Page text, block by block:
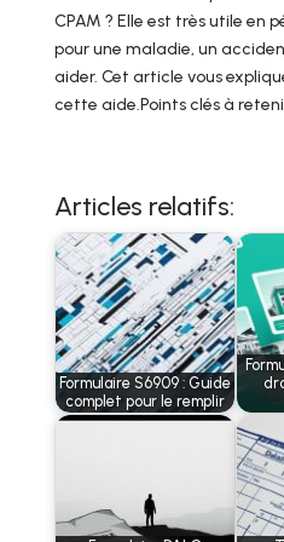
CPAM ? Elle est très utile en
pour une maladie, un
aider. Cet article vous
cette aide.Points clés à
Articles relatifs:
Formulaire S6909 : Guide
complet pour le remplir